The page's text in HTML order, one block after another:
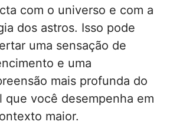
com o universo e com a
dos astros. Isso pode
uma sensação de
e uma
mais profunda do
que você desempenha em
maior.